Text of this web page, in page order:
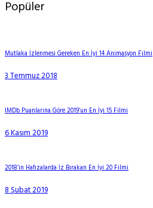
Popüler
Mutlaka İzlenmesi Gereken En İyi 14 Animasyon Filmi
3 Temmuz 2018
IMDb Puanlarına Göre 2019’un En İyi 15 Filmi
6 Kasım 2019
2018’in Hafızalarda İz Bırakan En İyi 20 Filmi
8 Şubat 2019